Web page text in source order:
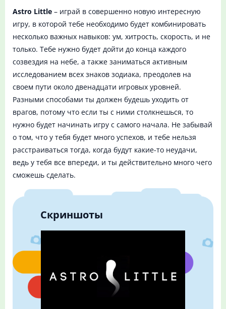
Astro Little – играй в совершенно новую интересную
игру, в которой тебе необходимо будет комбинировать
несколько важных навыков: ум, хитрость, скорость, и не
только. Тебе нужно будет дойти до конца каждого
созвездия на небе, а также заниматься активным
исследованием всех знаков зодиака, преодолев на
своем пути около двенадцати игровых уровней.
Разными способами ты должен будешь уходить от
врагов, потому что если ты с ними столкнешься, то
нужно будет начинать игру с самого начала. Не забывай
о том, что у тебя будет много успехов, и тебе нельзя
расстраиваться тогда, когда будут какие-то неудачи,
ведь у тебя все впереди, и ты действительно много чего
сможешь сделать.
Скриншоты